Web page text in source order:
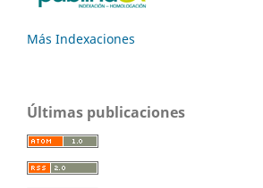
Más Indexaciones
Últimas publicaciones